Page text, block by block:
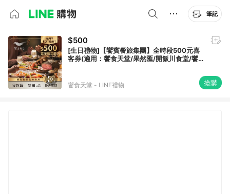
筆記
$500
[生日禮物]【饗賓餐旅集團】全時段500元喜
客券(適用：饗食天堂/果然匯/開飯川食堂/饗
饗食天堂 - LINE禮物 搶購